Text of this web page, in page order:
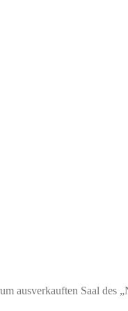
ausverkauften Saal des